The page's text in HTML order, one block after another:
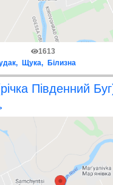
1613
Щука Білизна
Південний